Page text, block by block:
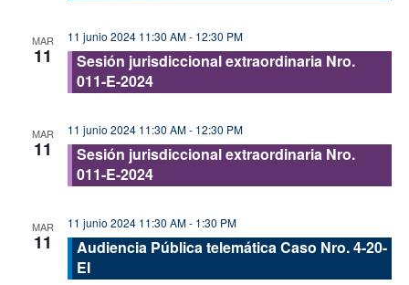
MAR
11
11 junio 2024 11:30 AM- 12:30 PM
Sesión jurisdiccional extraordinaria Nro.
011-E-2024
MAR
11
11 junio 2024 11:30 AM- 12:30 PM
Sesión jurisdiccional extraordinaria Nro.
011-E-2024
MAR
11
11 junio 2024 11:30 AM- 1:30 PM
Audiencia Pública telemática Caso Nro. 4-20-
EI